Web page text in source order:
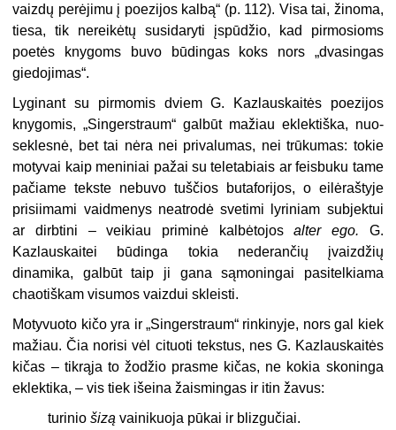
vaizdų perėjimu į poezijos kalbą“ (p. 112). Visa tai, žinoma,
tiesa, tik ne­reikėtų susidaryti įspūdžio, kad pirmo­sioms
poetės knygoms buvo būdingas koks nors „dvasingas
giedojimas“.
Lyginant su pirmomis dviem G. Kaz­lauskaitės poezijos
knygomis, „Singerstraum“ galbūt mažiau eklektiška, nuo­
seklesnė, bet tai nėra nei privalumas, nei trūkumas: tokie
motyvai kaip meni­niai pažai su teletabiais ar feisbuku tame
pačiame tekste nebuvo tuščios butafori­jos, o eilėraštyje
prisiimami vaidmenys neatrodė svetimi lyriniam subjektui
ar dirbtini – veikiau priminė kalbėtojosalter ego. G.
Kazlauskaitei būdinga tokia nederančių įvaizdžių
dinamika, galbūt taip ji gana sąmoningai pasitelkiama
chaotiškam visumos vaizdui skleisti.
Motyvuoto kičo yra ir „Singerstraum“ rinkinyje, nors gal kiek
ma­žiau. Čia norisi vėl cituoti tekstus, nes G. Kazlauskaitės
kičas – tikrąja to žo­džio prasme kičas, ne kokia skoninga
eklektika, – vis tiek išeina žaismingas ir itin žavus:
turiniošizą vainikuoja pūkai ir blizgučiai.